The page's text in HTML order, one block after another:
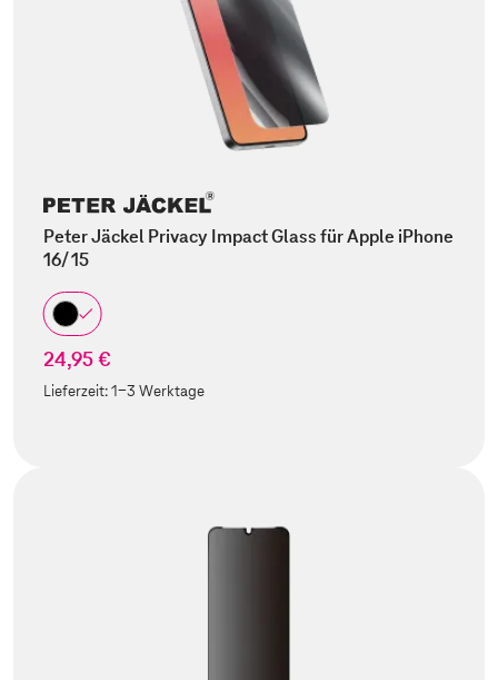
Peter Jäckel Privacy Impact Glass für Apple iPhone
16/ 15
24,95 €
Lieferzeit:1-3 Werktage